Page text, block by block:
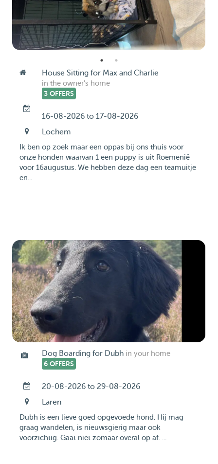
House Sitting for Max and Charlie
in the owner's home
3 OFFERS
16-08-2026 to 17-08-2026
Lochem
Ik ben op zoek maar een oppas bij ons thuis voor
onze honden waarvan 1 een puppy is uit Roemenië
voor 16augustus. We hebben deze dag een teamuitje
en...
Dog Boarding for Dubh in your home
6 OFFERS
20-08-2026 to 29-08-2026
Laren
Dubh is een lieve goed opgevoede hond. Hij mag
graag wandelen, is nieuwsgierig maar ook
voorzichtig. Gaat niet zomaar overal op af. ...